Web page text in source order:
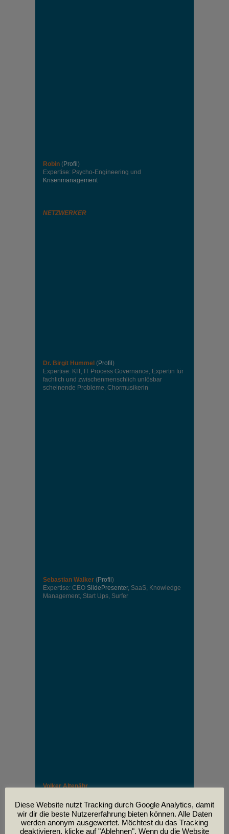
Robin (Profil )
Expertise: Psycho-Engineering und
Krisenmanagement
NETZWERKER
Dr. Birgit Hummel (Profil )
Expertise: KIT, IT Process Governance, Expertin für
fachlich und zwischenmenschlich unlösbar
scheinende Probleme, Chormusikerin
Sebastian Walker (Profil )
Expertise: CEO SlidePresenter, SaaS, Knowledge
Management, Start Ups, Surfer
Volker Altenähr
leider am
30. April im Alter von 81 Jahren verstorben.
Diese Website nutzt Tracking durch Google Analytics, damit
wir dir die beste Nutzererfahrung bieten können. Alle Daten
werden anonym ausgewertet. Möchtest du das Tracking
deaktivieren, klicke auf "Ablehnen". Wenn du die Website